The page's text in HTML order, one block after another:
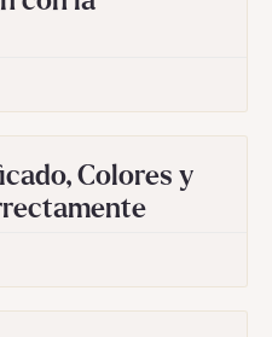
Colores y